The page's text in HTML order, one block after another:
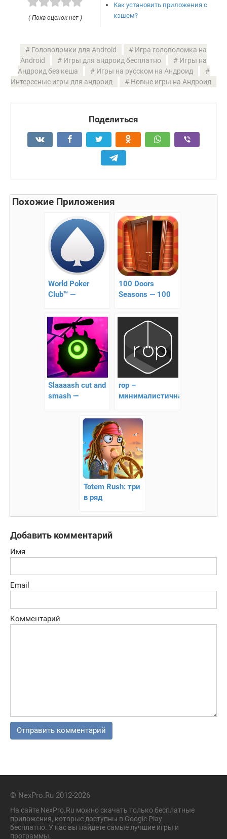
( Пока оценок нет )
Как установить приложения с
кэшем?
Головоломки для Android
Игра головоломка на
Android
Игры для андроид бесплатно
Игры на
Андроид без кеша
Игры на русском на Андроид
Интересные игры для андроид
Новые игры на Андроид
Поделиться
Похожие Приложения
World Poker
Club™ —
покер
100 Doors
Seasons — 100
Slaaaash cut and
smash —
головоломка
rop –
минималистичная
Totem Rush: три
в ряд
Добавить комментарий
Имя
Email
Комментарий
© NexPro.Ru 2012-2026
На сайте NexPro.Ru можно скачать только бесплатные
приложения, которые доступны в Google Play
бесплатно. У нас вы найдете самые лучшие игры и
программы.